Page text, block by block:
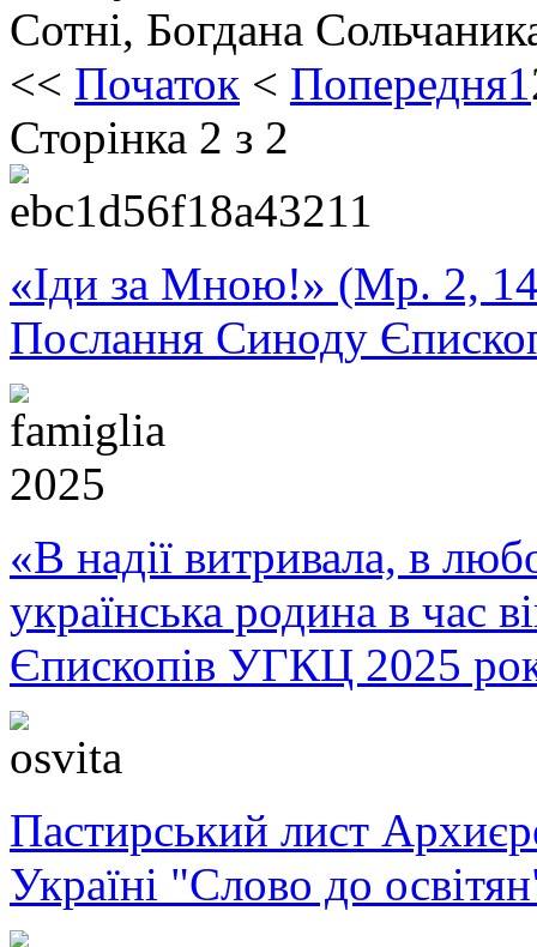
Сотні, Богдана
<< Початок < Попередня1
Сторінка 2 з 2
«Іди за Мною!» (Мр. 2,
Послання Синоду
«В надії витривала, в
українська родина в час
Єпископів УГКЦ 2025
Пастирський лист
Україні "Слово до